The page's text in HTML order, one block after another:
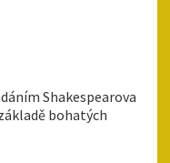
Shakespearova
bohatých